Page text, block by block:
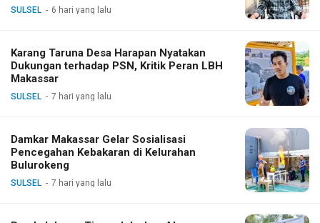
SULSEL 6 hari yang lalu
Karang Taruna Desa Harapan Nyatakan
Dukungan terhadap PSN, Kritik Peran LBH
Makassar
SULSEL 7 hari yang lalu
Damkar Makassar Gelar Sosialisasi
Pencegahan Kebakaran di Kelurahan
Bulurokeng
SULSEL 7 hari yang lalu